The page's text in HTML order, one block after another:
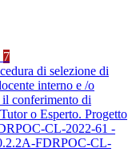
7
di selezione di
interno e /o
il conferimento di
o Esperto. Progetto
CL-2022-61 -
FDRPOC-CL-